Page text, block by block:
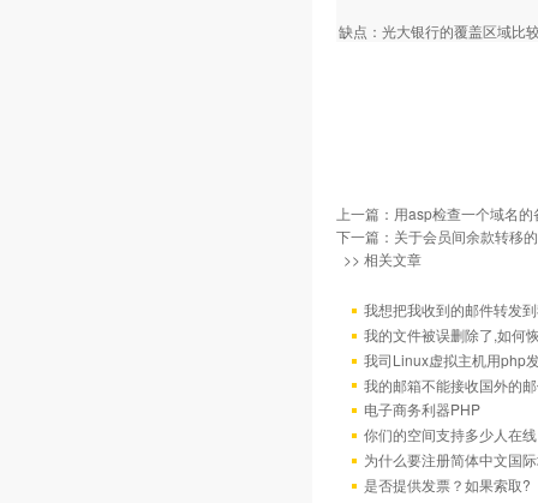
缺点：光大银行的覆盖区域比
上一篇： 用asp检查一个域名
下一篇： 关于会员间余款转移
>> 相关文章
我想把我收到的邮件转发
我的文件被误删除了,如何
我司Linux虚拟主机用php
我的邮箱不能接收国外的
电子商务利器PHP
你们的空间支持多少人在
为什么要注册简体中文国
是否提供发票？如果索取?